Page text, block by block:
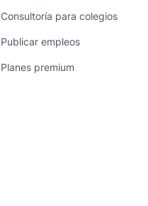
Consultoría para colegios
Publicar empleos
Planes premium